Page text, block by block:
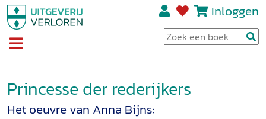
Inloggen
Princesse der rederijkers
Het oeuvre van Anna Bijns: